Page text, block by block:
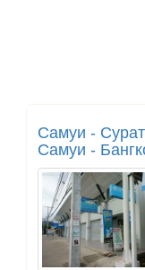
Самуи -
Самуи -